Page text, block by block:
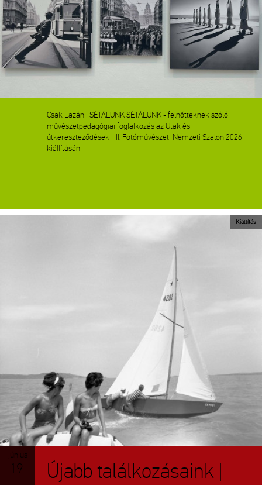
Csak Lazán! SÉTÁLUNK SÉTÁLUNK - felnőtteknek szóló
művészetpedagógiai foglalkozás az Utak és
útkereszteződések | III. Fotóművészeti Nemzeti Szalon 2026
kiállításán
június
19.
Újabb találkozásaink |
Kiállítás